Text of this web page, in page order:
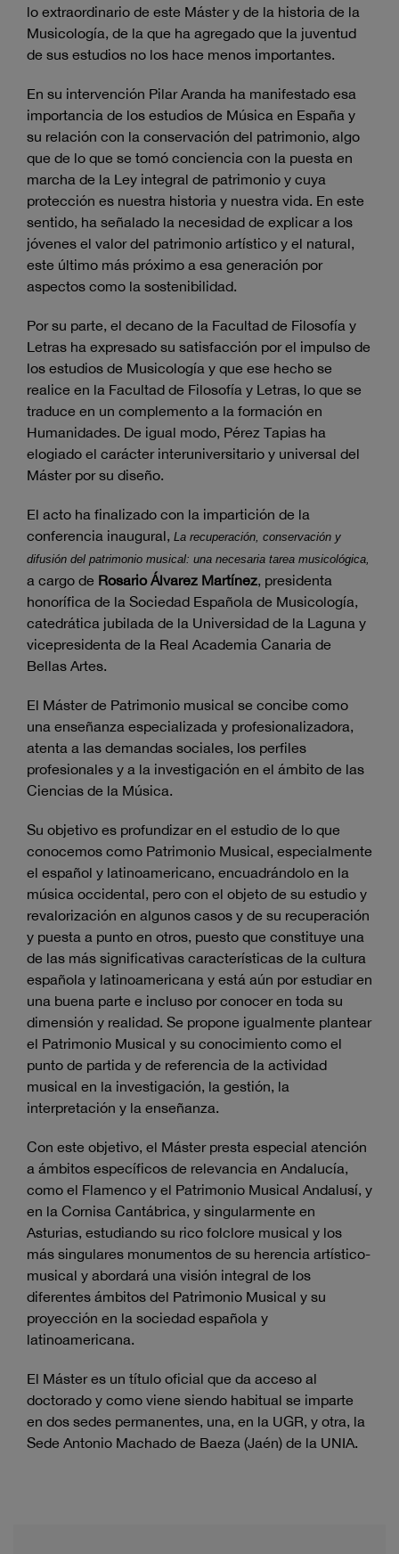
lo extraordinario de este Máster y de la historia de la
Musicología, de la que ha agregado que la juventud
de sus estudios no los hace menos importantes.
En su intervención Pilar Aranda ha manifestado esa
importancia de los estudios de Música en España y
su relación con la conservación del patrimonio, algo
que de lo que se tomó conciencia con la puesta en
marcha de la Ley integral de patrimonio y cuya
protección es nuestra historia y nuestra vida. En este
sentido, ha señalado la necesidad de explicar a los
jóvenes el valor del patrimonio artístico y el natural,
este último más próximo a esa generación por
aspectos como la sostenibilidad.
Por su parte, el decano de la Facultad de Filosofía y
Letras ha expresado su satisfacción por el impulso de
los estudios de Musicología y que ese hecho se
realice en la Facultad de Filosofía y Letras, lo que se
traduce en un complemento a la formación en
Humanidades. De igual modo, Pérez Tapias ha
elogiado el carácter interuniversitario y universal del
Máster por su diseño.
El acto ha finalizado con la impartición de la
conferencia inaugural, La recuperación, conservación y
difusión del patrimonio musical: una necesaria tarea musicológica,
a cargo de Rosario Álvarez Martínez, presidenta
honorífica de la Sociedad Española de Musicología,
catedrática jubilada de la Universidad de la Laguna y
vicepresidenta de la Real Academia Canaria de
Bellas Artes.
El Máster de Patrimonio musical se concibe como
una enseñanza especializada y profesionalizadora,
atenta a las demandas sociales, los perfiles
profesionales y a la investigación en el ámbito de las
Ciencias de la Música.
Su objetivo es profundizar en el estudio de lo que
conocemos como Patrimonio Musical, especialmente
el español y latinoamericano, encuadrándolo en la
música occidental, pero con el objeto de su estudio y
revalorización en algunos casos y de su recuperación
y puesta a punto en otros, puesto que constituye una
de las más significativas características de la cultura
española y latinoamericana y está aún por estudiar en
una buena parte e incluso por conocer en toda su
dimensión y realidad. Se propone igualmente plantear
el Patrimonio Musical y su conocimiento como el
punto de partida y de referencia de la actividad
musical en la investigación, la gestión, la
interpretación y la enseñanza.
Con este objetivo, el Máster presta especial atención
a ámbitos específicos de relevancia en Andalucía,
como el Flamenco y el Patrimonio Musical Andalusí, y
en la Cornisa Cantábrica, y singularmente en
Asturias, estudiando su rico folclore musical y los
más singulares monumentos de su herencia artístico-
musical y abordará una visión integral de los
diferentes ámbitos del Patrimonio Musical y su
proyección en la sociedad española y
latinoamericana.
El Máster es un título oficial que da acceso al
doctorado y como viene siendo habitual se imparte
en dos sedes permanentes, una, en la UGR, y otra, la
Sede Antonio Machado de Baeza (Jaén) de la UNIA.